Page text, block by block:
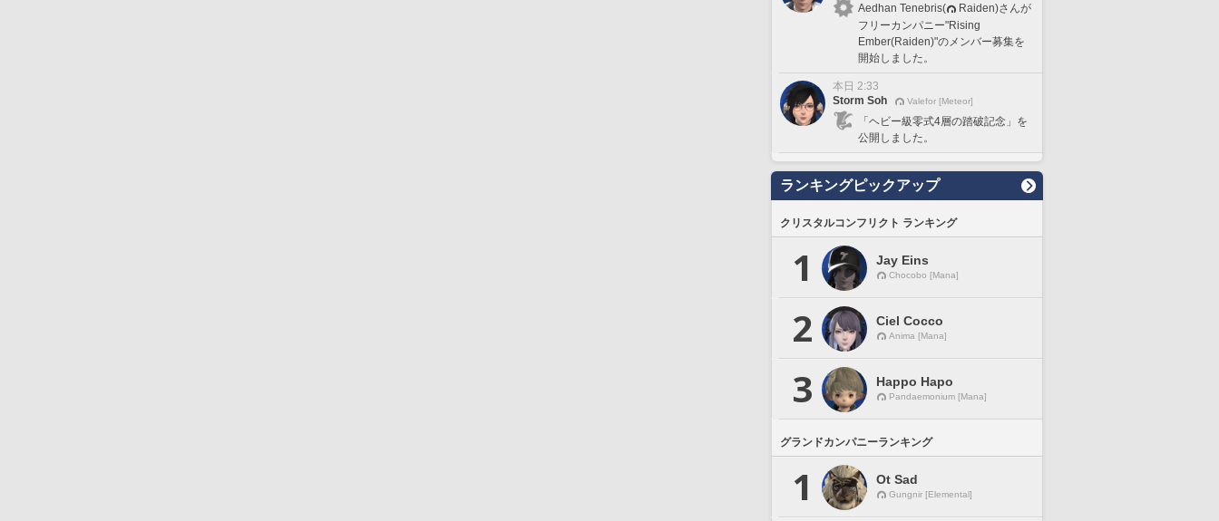
Aedhan Tenebris(
Raiden)さんが
フリーカンパニー"Rising
Ember(Raiden)"のメンバー募集を
開始しました。
本日 2:33
Storm Soh
Valefor [Meteor]
「ヘビー級零式4層の踏破記念」を
公開しました。
ランキングピックアップ
クリスタルコンフリクト ランキング
1 Jay Eins
Chocobo [Mana]
2 Ciel Cocco
Anima [Mana]
3 Happo Hapo
Pandaemonium [Mana]
グランドカンパニーランキング
1 Ot Sad
Gungnir [Elemental]